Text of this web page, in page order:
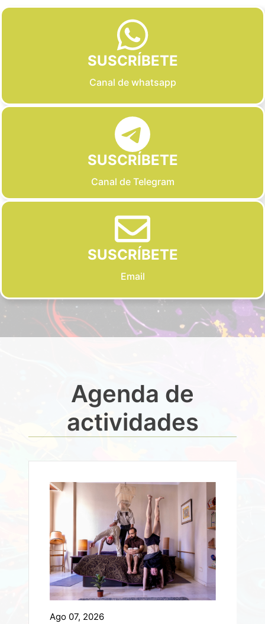
SUSCRÍBETE
Canal de whatsapp
SUSCRÍBETE
Canal de Telegram
SUSCRÍBETE
Email
Agenda de
actividades
Ago 07, 2026